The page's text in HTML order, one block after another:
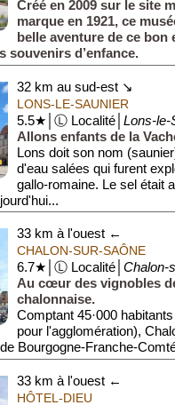
Créé en 2009 sur le site
marque en 1921, ce
belle aventure de ce bon
souvenirs d’enfance.
32 km au sud-est ↘
LONS-LE-SAUNIER
5.5★│Ⓛ Localité│ Lons-le-
Allons enfants de la
Lons doit son nom
d'eau salées qui furent
gallo-romaine. Le sel était
33 km à l'ouest ←
CHALON-SUR-SAÔNE
6.7★│Ⓛ Localité│ Chalon-
Au cœur des vignobles
chalonnaise.
Comptant 45·000
pour l'agglomération),
Bourgogne-Franche-
33 km à l'ouest ←
HÔTEL-DIEU